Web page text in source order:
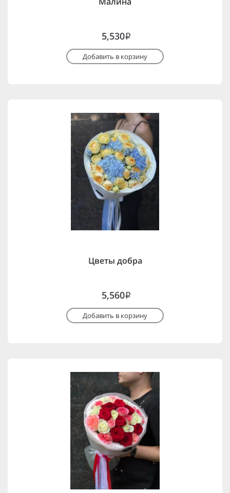
5,530i
Добавить в корзину
Цветы добра
5,560i
Добавить в корзину